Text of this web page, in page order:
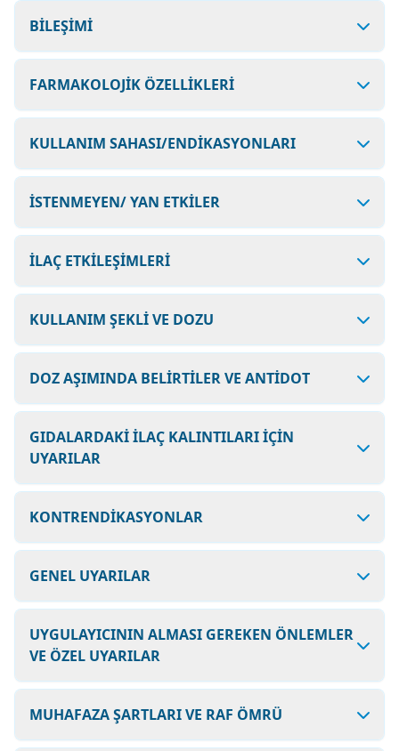
BİLEŞİMİ
FARMAKOLOJİK ÖZELLİKLERİ
KULLANIM SAHASI/ENDİKASYONLARI
İSTENMEYEN/ YAN ETKİLER
İLAÇ ETKİLEŞİMLERİ
KULLANIM ŞEKLİ VE DOZU
DOZ AŞIMINDA BELİRTİLER VE ANTİDOT
GIDALARDAKİ İLAÇ KALINTILARI İÇİN
UYARILAR
KONTRENDİKASYONLAR
GENEL UYARILAR
UYGULAYICININ ALMASI GEREKEN ÖNLEMLER
VE ÖZEL UYARILAR
MUHAFAZA ŞARTLARI VE RAF ÖMRÜ